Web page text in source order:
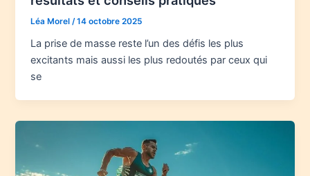
Léa Morel /14 octobre 2025
La prise de masse reste l’un des défis les plus
excitants mais aussi les plus redoutés par ceux qui
se